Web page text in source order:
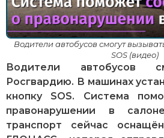
Водители автобусов смогут
SOS (видео)
Водители автобусов
Росгвардию. В машинах
кнопку SOS. Система
правонарушении в
транспорт сейчас